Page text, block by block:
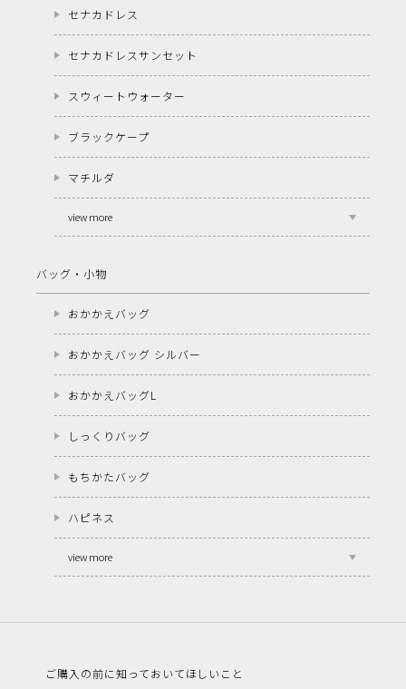
セナカドレス
セナカドレスサンセット
スウィートウォーター
ブラックケープ
マチルダ
view more
バッグ・小物
おかかえバッグ
おかかえバッグ シルバー
おかかえバッグL
しっくりバッグ
もちかたバッグ
ハピネス
view more
ご購入の前に知っておいてほしいこと